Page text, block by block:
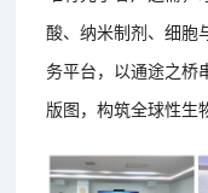
酸、纳米制剂、细胞
务平台，以通途之桥
版图，构筑全球性生